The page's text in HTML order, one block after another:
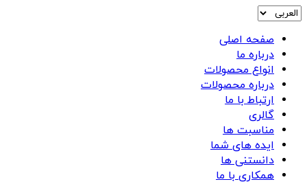
صفحه اصلی
درباره ما
انواع محصولات
درباره محصولات
ارتباط با ما
گالری
مناسبت ها
ایده های شما
دانستنی ها
همکاری با ما